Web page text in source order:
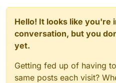
Hello! It looks like you're
conversation, but you
yet.
Getting fed up of having
same posts each visit?